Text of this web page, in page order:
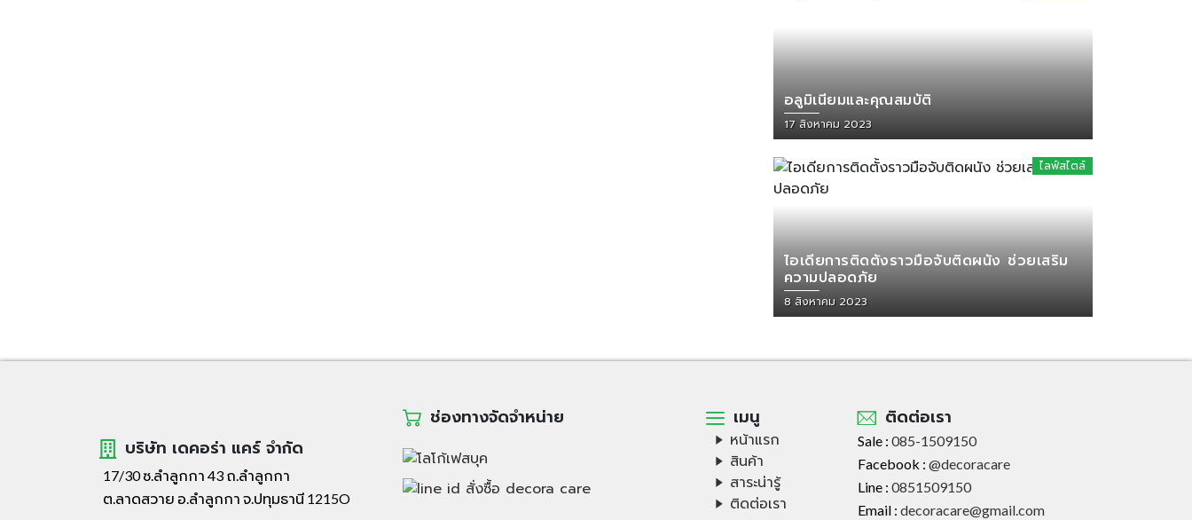
อลูมิเนียมและคุณสมบัติ
17 สิงหาคม 2023
ไลฟ์สไตล์
ไอเดียการติดตั้งราวมือจับติดผนัง ช่วยเสริม
ความปลอดภัย
8 สิงหาคม 2023
บริษัท เดคอร่า แคร์ จำกัด
17/30 ซ.ลำลูกกา 43 ถ.ลำลูกกา
ต.ลาดสวาย อ.ลำลูกกา จ.ปทุมธานี 1215O
ช่องทางจัดจำหน่าย เมนู
หน้าแรก
สินค้า
สาระน่ารู้
ติดต่อเรา
ติดต่อเรา
Sale : 085-1509150
Facebook : @decoracare
Line : 0851509150
Email : decoracare@gmail.com